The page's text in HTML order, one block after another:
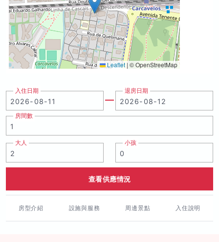
Leaflet |© OpenStreetMap
入住日期 退房日期
房間數
大人 小孩
查看供應情況
房型介紹 設施與服務 周邊景點 入住說明